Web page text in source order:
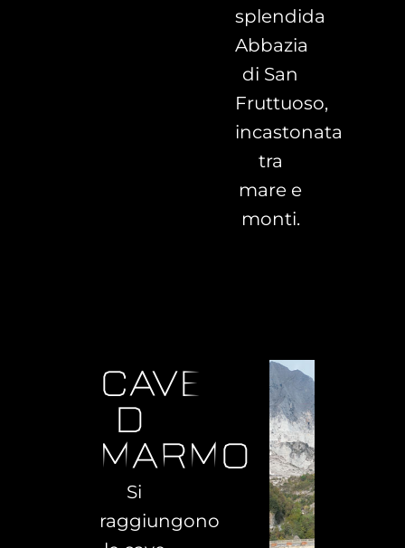
splendida
Abbazia
di San
Fruttuoso,
incastonata
tra
mare e
monti.
cave
di
marmo
Si
raggiungono